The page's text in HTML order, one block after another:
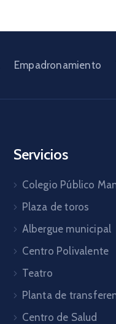
Empadronamiento
Servicios
Colegio Público
Plaza de toros
Albergue municipal
Centro Polivalente
Teatro
Planta de
Centro de Salud